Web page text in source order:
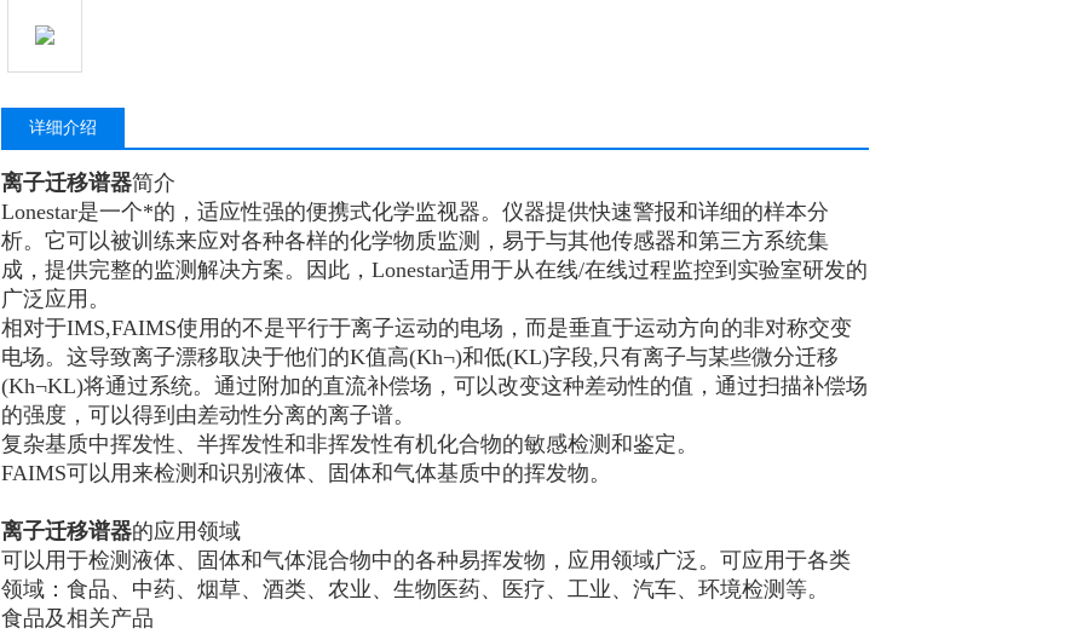
详细介绍
离子迁移谱器简介
Lonestar是一个*的，适应性强的便携式化学监视器。仪器提供快速警报和详细的样本分
析。它可以被训练来应对各种各样的化学物质监测，易于与其他传感器和第三方系统集
成，提供完整的监测解决方案。因此，Lonestar适用于从在线/在线过程监控到实验室研发的
广泛应用。
相对于IMS,FAIMS使用的不是平行于离子运动的电场，而是垂直于运动方向的非对称交变
电场。这导致离子漂移取决于他们的K值高(Kh¬)和低(KL)字段,只有离子与某些微分迁移
(Kh¬KL)将通过系统。通过附加的直流补偿场，可以改变这种差动性的值，通过扫描补偿场
的强度，可以得到由差动性分离的离子谱。
复杂基质中挥发性、半挥发性和非挥发性有机化合物的敏感检测和鉴定。
FAIMS可以用来检测和识别液体、固体和气体基质中的挥发物。
离子迁移谱器的应用领域
可以用于检测液体、固体和气体混合物中的各种易挥发物，应用领域广泛。可应用于各类
领域：食品、中药、烟草、酒类、农业、生物医药、医疗、工业、汽车、环境检测等。
食品及相关产品